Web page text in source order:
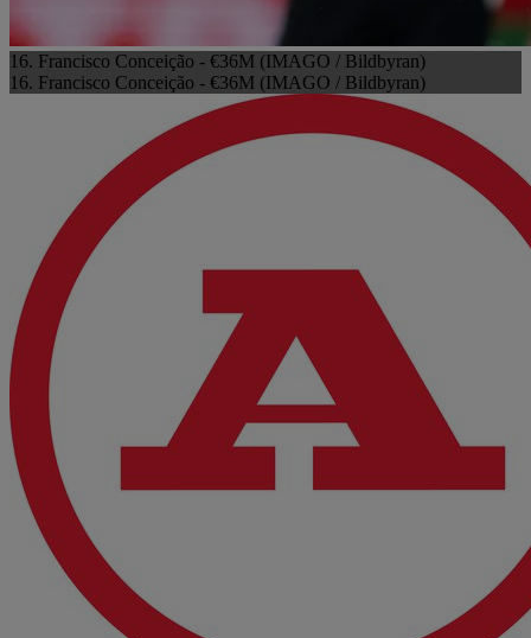
16. Francisco Conceição - €36M (IMAGO / Bildbyran)
16. Francisco Conceição - €36M (IMAGO / Bildbyran)